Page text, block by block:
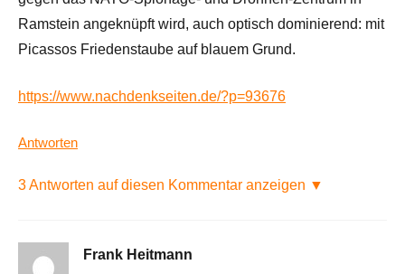
Ramstein angeknüpft wird, auch optisch dominierend: mit
Picassos Friedenstaube auf blauem Grund.
https://www.nachdenkseiten.de/?p=93676
Antworten
3 Antworten auf diesen Kommentar anzeigen ▼
Frank Heitmann